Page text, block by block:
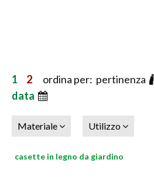
1 2 ordina per: pertinenza
data
Materiale Utilizzo
casette in legno da giardino